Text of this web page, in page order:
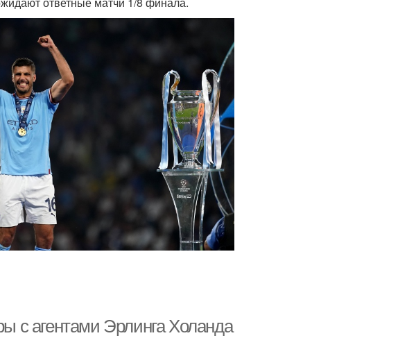
с агентами Эрлинга Холанда